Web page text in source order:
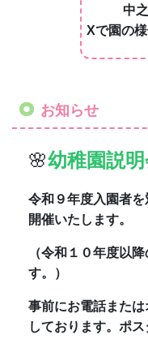
（令和１０年度以
しております。ポス
日 時：令和８年９
場 所：中之町幼